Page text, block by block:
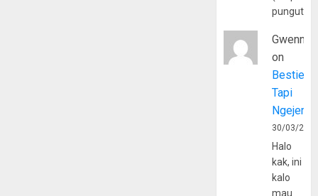
Gwenny
on
Bestie
Tapi
30/03/
Halo
kak, ini
kalo
mau